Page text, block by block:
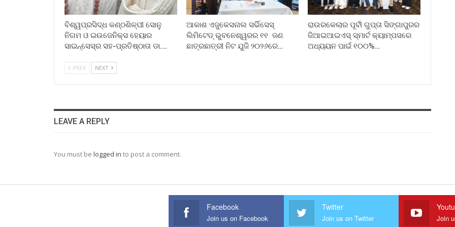
ବିଶ୍ୱପ୍ରସିଦ୍ଧ କଣ୍ଠଶିଳ୍ପୀ ସୋନୁ
ନିଗମ ଓ ଇଉଜେନିକ୍ସ ହେୟାର
ସାଇନ୍ସେସ୍ର ସହ-ପ୍ରତିଷ୍ଠାତା ଡା.…
ଆକାଶ ଏଜୁକେସନାଲ ସର୍ଭିସେସ୍
ଲିମିଟେଡ୍ ଭୁବନେଶ୍ୱରର ୧୧ ଜଣ
ଛାତ୍ରଛାତ୍ରୀ ନିଟ ଯୁଜି ୨୦୨୬ରେ…
ରାଉରକେଲାର ପୂର୍ବୀ ଗୁପ୍ତା ସିଙ୍ଗାପୁରର
ଜିଆଇଆଇଏସ୍ ସ୍ମାର୍ଟ କ୍ୟାମ୍ପସରେ
ଅଧ୍ୟୟନ ପାଇଁ ୧୦୦%…
PREV NEXT
LEAVE A REPLY
You must be logged in to post a comment.
Facebook
Join us on Facebook
Twitter
Join us on Twitter Join